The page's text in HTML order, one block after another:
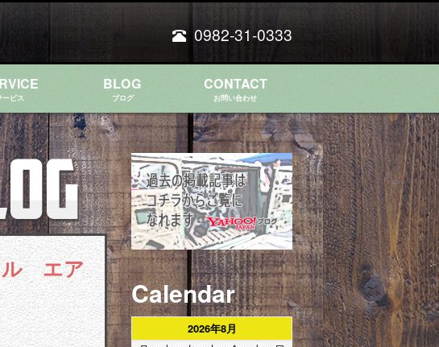
0982-31-0333
ービス
BLOG
ブログ
CONTACT
お問い合わせ
ル エア
Calendar
2026年8月